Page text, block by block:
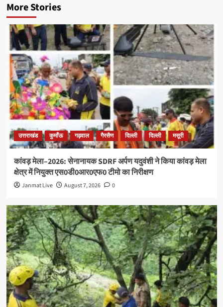
More Stories
उत्तराखंड कुमाँऊ गढ़वाल गैरसैण दिल्ली दिल्ली मसूरी
कांवड़ मेला–2026: सेनानायक SDRF अर्पण यदुवंशी ने किया कांवड़ मेला
क्षेत्र में नियुक्त एस0डी0आर0एफ0 टीमो का निरीक्षण
Janmat Live August 7, 2026 0